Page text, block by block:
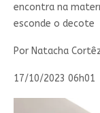
encontra na
esconde o decote
Por Natacha
17/10/2023 06h01